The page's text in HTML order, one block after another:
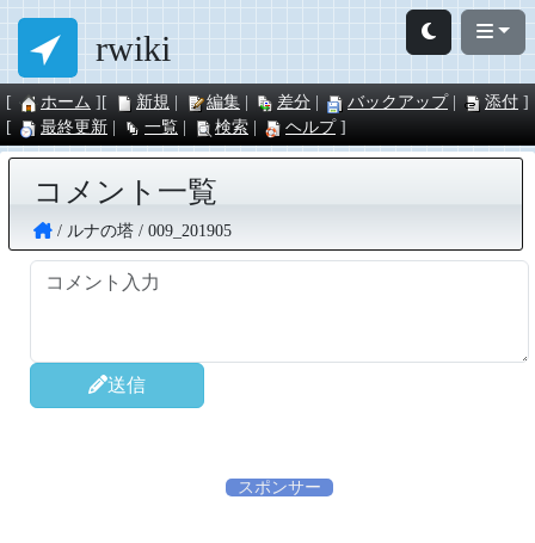
rwiki
ホーム 新規 編集 差分 バックアップ
添付
最終更新
一覧 検索 ヘルプ
コメント一覧
ルナの塔 009_201905
送信
スポンサー